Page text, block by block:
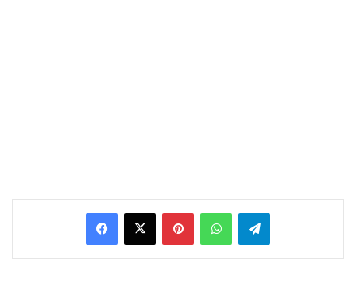
Facebook
X PinterestWhatsAppTelegram